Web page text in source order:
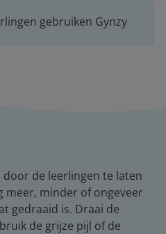
gebruiken Gynzy
door de leerlingen te laten
meer, minder of ongeveer
gedraaid is. Draai de
de grijze pijl of de